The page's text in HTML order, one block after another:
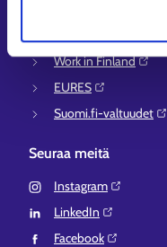
Aluehallinnon
Work in Finland⁠
EURES⁠
Suomi.fi-valtuudet⁠
Seuraa meitä
Instagram⁠
LinkedIn⁠
Facebook⁠